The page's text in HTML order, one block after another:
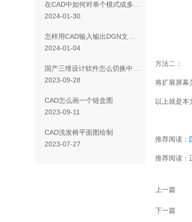
在CAD中如何对单个模式或多个模式进行复制？
2024-01-30
怎样用CAD输入输出DGN文件及修改其映射设置？
2024-01-04
国产三维设计软件怎么切换中英文界面语言
2023-09-28
CAD怎么画一个链盒图
2023-09-11
CAD洗发椅平面图绘制
2023-07-27
方法二：
将扩展屏幕
以上就是本
推荐阅读：
推荐阅读：
上一篇
下一篇